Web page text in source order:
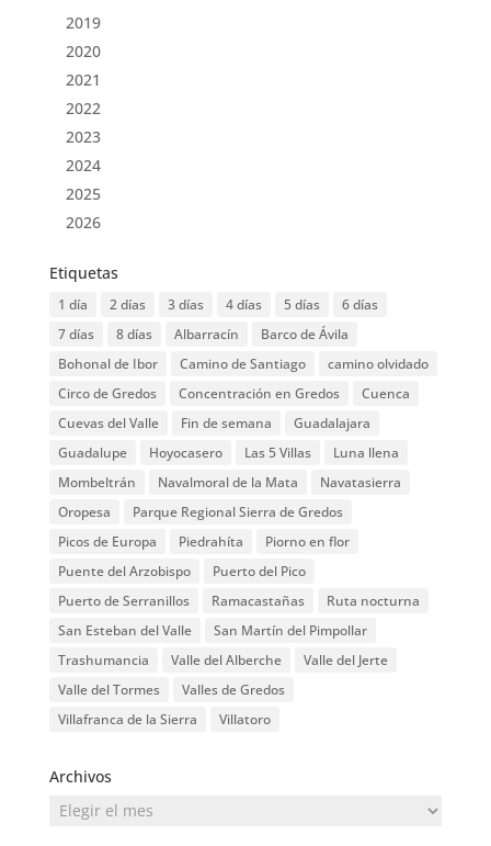
2019
2020
2021
2022
2023
2024
2025
2026
Etiquetas
1 día 2 días 3 días 4 días 5 días
6 días
7 días
8 días Albarracín
Barco de Ávila
Bohonal de Ibor
Camino de Santiago
camino olvidado
Circo de Gredos
Concentración en Gredos
Cuenca
Cuevas del Valle
Fin de semana
Guadalajara
Guadalupe
Hoyocasero Las 5 Villas
Luna llena
Mombeltrán
Navalmoral de la Mata
Navatasierra
Oropesa
Parque Regional Sierra de Gredos
Picos de Europa
Piedrahíta
Piorno en flor
Puente del Arzobispo
Puerto del Pico
Puerto de Serranillos
Ramacastañas
Ruta nocturna
San Esteban del Valle
San Martín del Pimpollar
Trashumancia
Valle del Alberche
Valle del Jerte
Valle del Tormes
Valles de Gredos
Villafranca de la Sierra
Villatoro
Archivos
Archivos